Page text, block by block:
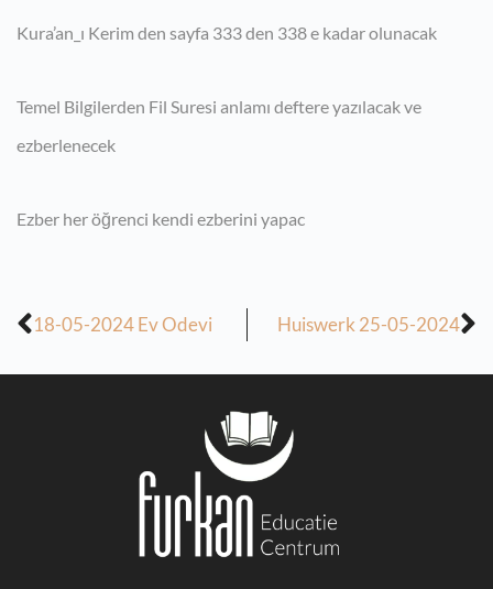
Kura’an_ı Kerim den sayfa 333 den 338 e kadar olunacak
Temel Bilgilerden Fil Suresi anlamı deftere yazılacak ve
ezberlenecek
Ezber her öğrenci kendi ezberini yapac
18-05-2024 Ev Odevi Huiswerk 25-05-2024